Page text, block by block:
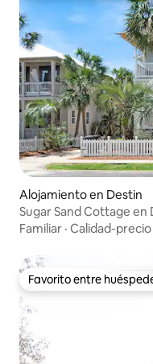
Alojamiento en Destin
Sugar Sand Cottage en
Familiar · Calidad-precio
Favorito entre
Favorito entre